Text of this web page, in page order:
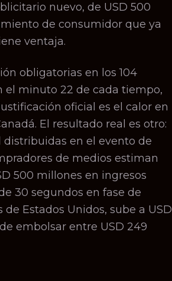
nuevo, de USD 500
de consumidor que ya
ventaja.
obligatorias en los 104
el minuto 22 de cada tiempo,
oficial es el calor en
El resultado real es otro:
distribuidas en el evento de
de medios estiman
500 millones en ingresos
30 segundos en fase de
Estados Unidos, sube a USD
embolsar entre USD 249